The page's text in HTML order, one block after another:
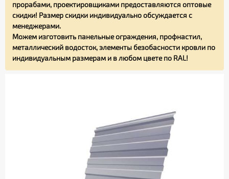
прорабами, проектировщиками предоставляются оптовые
скидки! Размер скидки индивидуально обсуждается с
менеджерами.
Можем изготовить панельные ограждения, профнастил,
металлический водосток, элементы безобасности кровли по
индивидуальным размерам и в любом цвете по RAL!